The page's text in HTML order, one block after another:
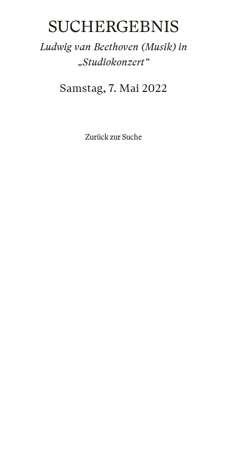
SUCHERGEBNIS
Ludwig van Beethoven (Musik) in
„Studiokonzert“
Samstag, 7. Mai 2022
Zurück zur Suche